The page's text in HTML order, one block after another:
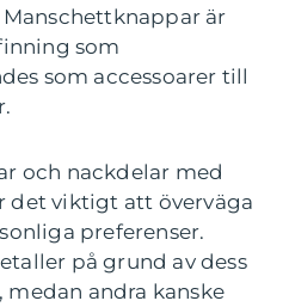
är
som
som accessoarer till
och nackdelar med
det viktigt att överväga
preferenser.
på grund av dess
andra kanske